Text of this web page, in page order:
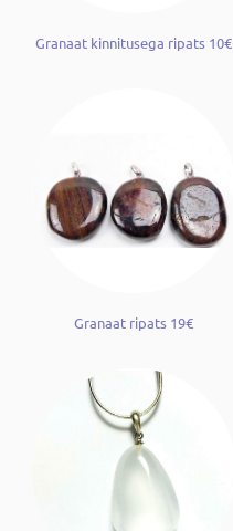
Granaat kinnitusega ripats 10€
Granaat ripats 19€